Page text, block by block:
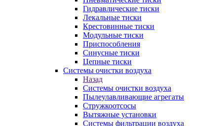
Гидравлические тиски
Лекальные тиски
Крестовинные тиски
Модульные тиски
Приспособления
Синусные тиски
Цепные тиски
Системы очистки воздуха
Назад
Системы очистки воздуха
Пылеулавливающие агрегаты
Стружкоотсосы
Вытяжные установки
Системы фильтрации воздуха